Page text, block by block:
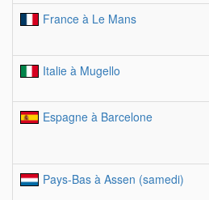
France à Le Mans
Italie à Mugello
Espagne à Barcelone
Pays-Bas à Assen (samedi)